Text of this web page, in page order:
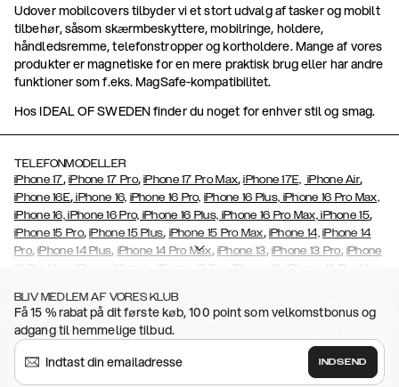
Udover mobilcovers tilbyder vi et stort udvalg af tasker og mobilt
tilbehør, såsom skærmbeskyttere, mobilringe, holdere,
håndledsremme, telefonstropper og kortholdere. Mange af vores
produkter er magnetiske for en mere praktisk brug eller har andre
funktioner som f.eks. MagSafe-kompatibilitet.
Hos IDEAL OF SWEDEN finder du noget for enhver stil og smag.
TELEFONMODELLER
iPhone 17, iPhone 17 Pro,iPhone 17 Pro Max,iPhone 17E, iPhone Air,
iPhone 16E, iPhone 16, iPhone 16 Pro, iPhone 16 Plus, iPhone 16 Pro Max,
iPhone 16, iPhone 16 Pro, iPhone 16 Plus, iPhone 16 Pro Max, iPhone 15,
iPhone 15 Pro,iPhone 15 Plus, iPhone 15 Pro Max, iPhone 14, iPhone 14
Pro,iPhone 14 Plus, iPhone 14 Pro Max, iPhone 13, iPhone 13 Pro, iPhone
13 Pro Max
iPhone 13 mini iPhone 12 Pro iPhone 12 iPhone 12 Pro Max
iPhone Xs Max,iPhone XR,iPhone X
iPhone 8 Plus , , iPhone 7 Plus , ,
Plus,iPhone 5/5s/SE,Galaxy S26,Galaxy S26+,Galaxy S26
Ultra Samsung Galaxy S25,Galaxy S25+, Galaxy S25 Ultra, Galaxy
S24,
Samsung Galaxy S23 ,
BLIV MEDLEM AF VORES KLUB
Få 15 % rabat på dit første køb, 100 point som velkomstbonus og
adgang til hemmelige tilbud.
INDSEND